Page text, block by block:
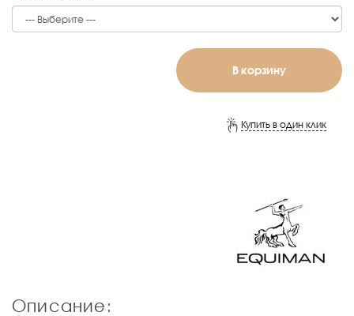
В корзину
Купить в один клик
Описание: